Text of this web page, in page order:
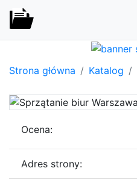
Strona główna Katalog
Ocena:
Adres strony: